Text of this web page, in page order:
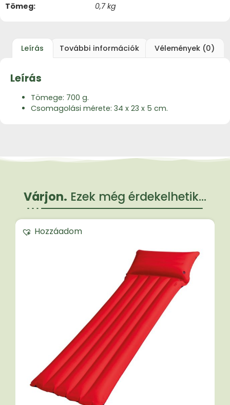
Tömeg
0,7 kg
Leírás További információk Vélemények (0)
Leírás
Tömege: 700 g.
Csomagolási mérete: 34 x 23 x 5 cm.
Várjon. Ezek még érdekelhetik...
Hozzáadom